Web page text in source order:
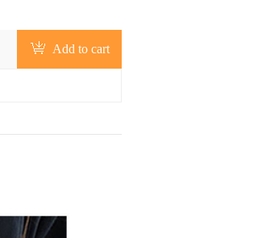
Add to cart